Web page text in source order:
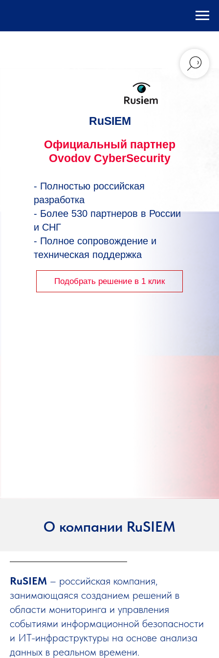
RuSIEM
- Полностью российская
разработка
- Более 530 партнеров в России
и СНГ
- Полное сопровождение и
техническая поддержка
Официальный партнер
Ovodov CyberSecurity
Подобрать решение в 1 клик
О компании RuSIEM
RuSIEM – российская компания,
занимающаяся созданием решений в
области мониторинга и управления
событиями информационной безопасности
и ИТ-инфраструктуры на основе анализа
данных в реальном времени.